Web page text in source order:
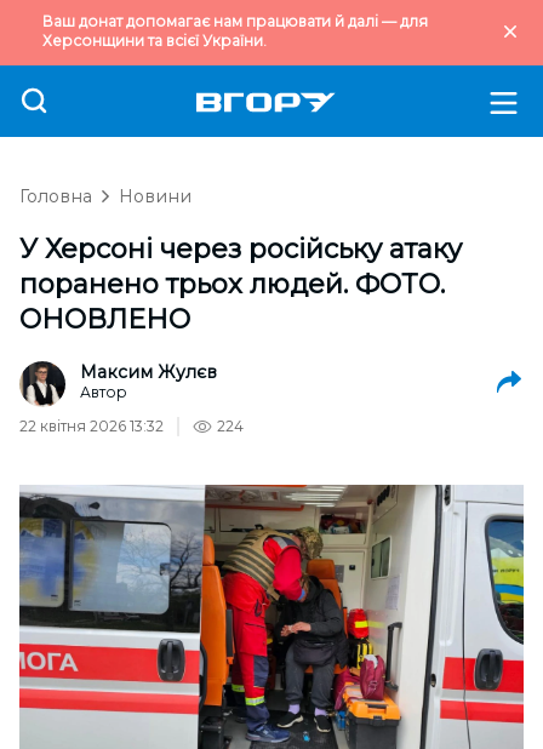
Ваш донат допомагає нам працювати й далі — для
Херсонщини та всієї України.
Головна Новини
У Херсоні через російську атаку
поранено трьох людей. ФОТО.
ОНОВЛЕНО
Максим Жулєв
Автор
22 квітня 2026 13:32
224